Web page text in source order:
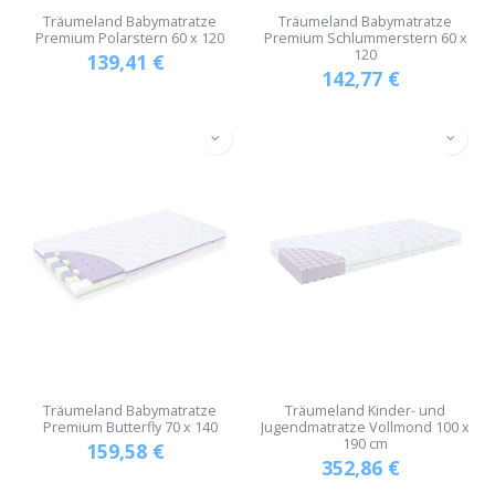
Träumeland Babymatratze
Premium Polarstern 60 x 120
139,41 €
Träumeland Babymatratze
Premium Schlummerstern 60 x
120
142,77 €
Träumeland Babymatratze
Premium Butterfly 70 x 140
159,58 €
Träumeland Kinder- und
Jugendmatratze Vollmond 100 x
190 cm
352,86 €